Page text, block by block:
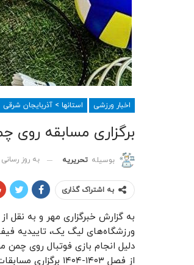
اخبار ورزشی استانها > آذربایجان شرقی
برگزاری مسابقه
بوسیله تحریریه به روز
به اشتراک گذاری
به گزارش خبرگزاری مهر و به نقل
ورزشگاه‌های لیگ یک، تاییدیه
دلیل انجام بازی فوتبال روی
از فصل ۱۴۰۳-